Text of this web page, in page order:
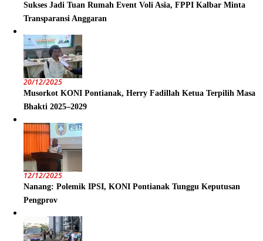
Sukses Jadi Tuan Rumah Event Voli Asia, FPPI Kalbar Minta
Transparansi Anggaran
20/12/2025
Musorkot KONI Pontianak, Herry Fadillah Ketua Terpilih Masa
Bhakti 2025–2029
12/12/2025
Nanang: Polemik IPSI, KONI Pontianak Tunggu Keputusan
Pengprov